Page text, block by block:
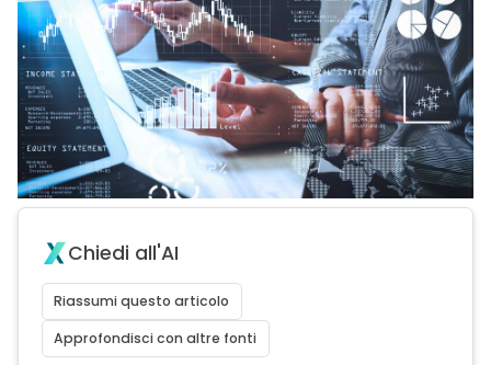
Chiedi all'AI
Riassumi questo articolo
Approfondisci con altre fonti